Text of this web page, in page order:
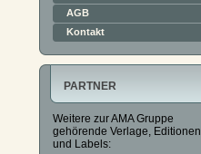
AGB
Kontakt
PARTNER
Weitere zur AMA Gruppe
gehörende Verlage, Editionen
und Labels: